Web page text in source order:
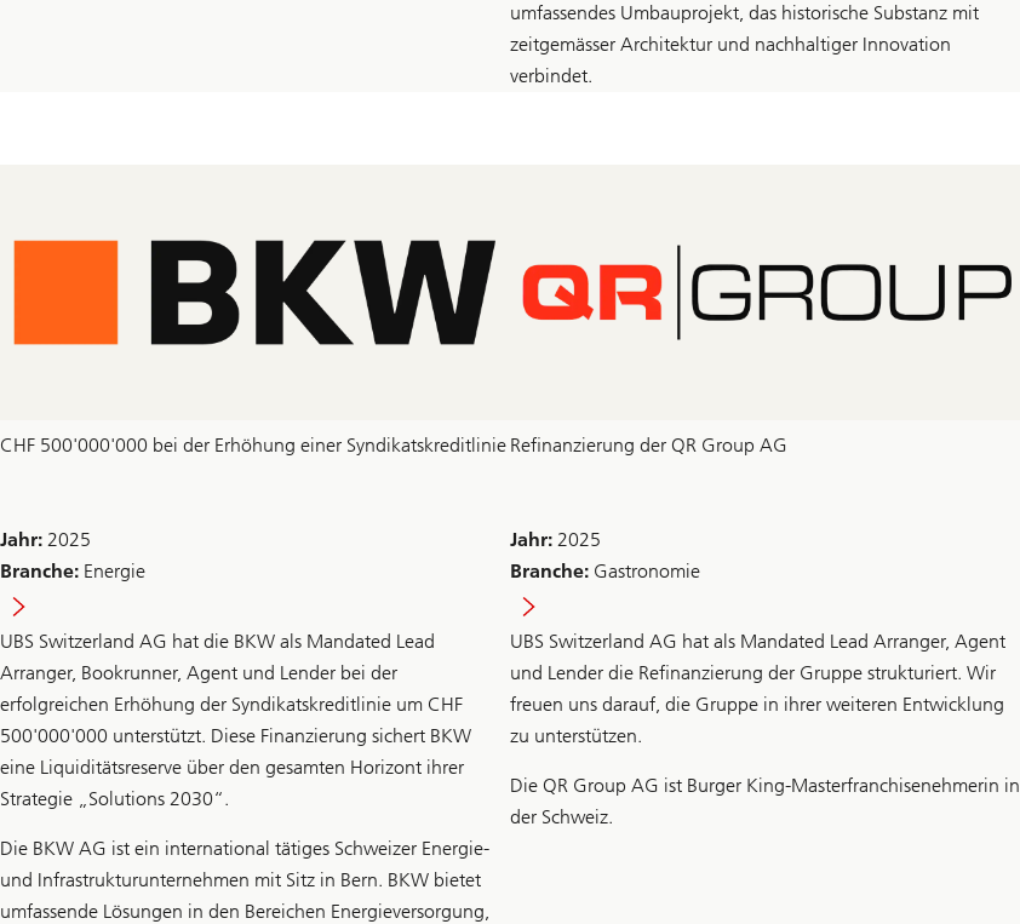
umfassendes Umbauprojekt, das historische Substanz mit
zeitgemässer Architektur und nachhaltiger Innovation
verbindet.
CHF 500'000'000 bei der Erhöhung einer Syndikatskreditlinie Refinanzierung der QR Group AG
Jahr: 2025
Branche: Energie
UBS Switzerland AG hat die BKW als Mandated Lead
Arranger, Bookrunner, Agent und Lender bei der
erfolgreichen Erhöhung der Syndikatskreditlinie um CHF
500'000'000 unterstützt. Diese Finanzierung sichert BKW
eine Liquiditätsreserve über den gesamten Horizont ihrer
Strategie „Solutions 2030“.
Die BKW AG ist ein international tätiges Schweizer Energie-
und Infrastrukturunternehmen mit Sitz in Bern. BKW bietet
umfassende Lösungen in den Bereichen Energieversorgung,
Jahr: 2025
Branche: Gastronomie
UBS Switzerland AG hat als Mandated Lead Arranger, Agent
und Lender die Refinanzierung der Gruppe strukturiert. Wir
freuen uns darauf, die Gruppe in ihrer weiteren Entwicklung
zu unterstützen.
Die QR Group AG ist Burger King-Masterfranchisenehmerin in
der Schweiz.